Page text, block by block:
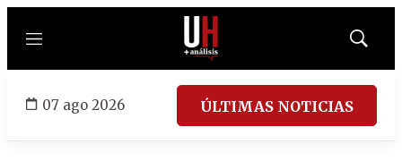
Menú
Mostrar
07 ago 2026 ÚLTIMAS NOTICIAS